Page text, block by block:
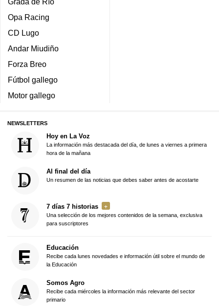
Opa Racing
CD Lugo
Andar Miudiño
Forza Breo
Fútbol gallego
Motor gallego
NEWSLETTERS
Hoy en La Voz
La información más destacada del día, de lunes a viernes a primera
hora de la mañana
Al final del día
Un resumen de las noticias que debes saber antes de acostarte
7 días 7 historias
Una selección de los mejores contenidos de la semana, exclusiva
para suscriptores
Educación
Recibe cada lunes novedades e información útil sobre el mundo de
la Educación
Somos Agro
Recibe cada miércoles la información más relevante del sector
primario